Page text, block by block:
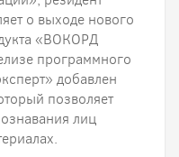
о выходе нового
«ВОКОРД
программного
добавлен
позволяет
лиц